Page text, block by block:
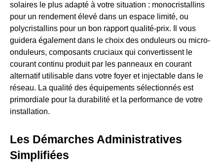
solaires le plus adapté à votre situation : monocristallins
pour un rendement élevé dans un espace limité, ou
polycristallins pour un bon rapport qualité-prix. Il vous
guidera également dans le choix des onduleurs ou micro-
onduleurs, composants cruciaux qui convertissent le
courant continu produit par les panneaux en courant
alternatif utilisable dans votre foyer et injectable dans le
réseau. La qualité des équipements sélectionnés est
primordiale pour la durabilité et la performance de votre
installation.
Les Démarches Administratives
Simplifiées